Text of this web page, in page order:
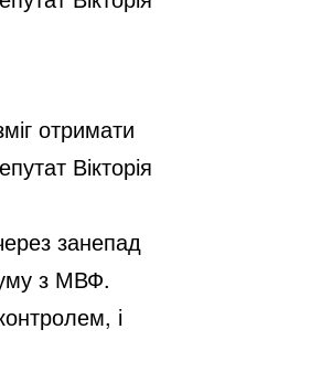
отримати
Вікторія
занепад
з МВФ.
і